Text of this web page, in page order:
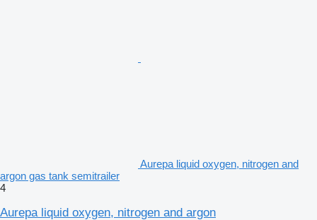
Aurepa liquid oxygen, nitrogen and
argon gas tank semitrailer
4
Aurepa liquid oxygen, nitrogen and argon